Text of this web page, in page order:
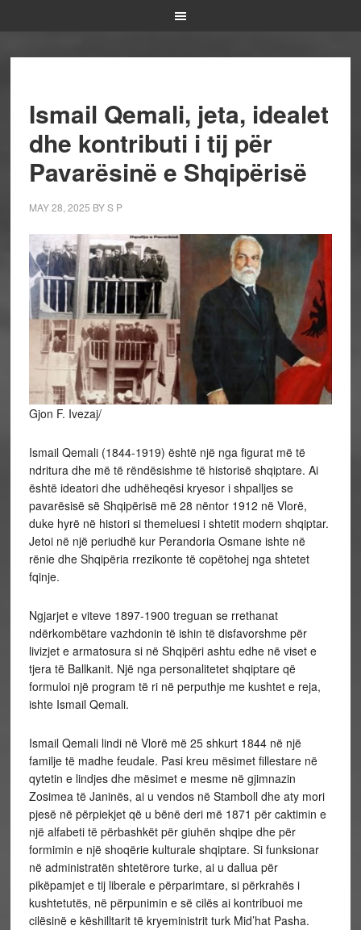
Ismail Qemali, jeta, idealet
dhe kontributi i tij për
Pavarësinë e Shqipërisë
MAY 28, 2025 BYS P
Gjon F. Ivezaj/
Ismail Qemali (1844-1919) është një nga figurat më të
ndritura dhe më të rëndësishme të historisë shqiptare. Ai
është ideatori dhe udhëheqësi kryesor i shpalljes se
pavarësisë së Shqipërisë më 28 nëntor 1912 në Vlorë,
duke hyrë në histori si themeluesi i shtetit modern shqiptar.
Jetoi në një periudhë kur Perandoria Osmane ishte në
rënie dhe Shqipëria rrezikonte të copëtohej nga shtetet
fqinje.
Ngjarjet e viteve 1897-1900 treguan se rrethanat
ndërkombëtare vazhdonin të ishin të disfavorshme për
livizjet e armatosura si në Shqipëri ashtu edhe në viset e
tjera të Ballkanit. Një nga personalitetet shqiptare që
formuloi një program të ri në perputhje me kushtet e reja,
ishte Ismail Qemali.
Ismail Qemali lindi në Vlorë më 25 shkurt 1844 në një
familje të madhe feudale. Pasi kreu mësimet fillestare në
qytetin e lindjes dhe mësimet e mesme në gjimnazin
Zosimea të Janinës, ai u vendos në Stamboll dhe aty mori
pjesë në përpiekjet që u bënë deri më 1871 për caktimin e
një alfabeti të përbashkët për giuhën shqipe dhe për
formimin e një shoqërie kulturale shqiptare. Si funksionar
në administratën shtetërore turke, ai u dallua për
pikëpamjet e tij liberale e përparimtare, si përkrahës i
kushtetutës, në përpunimin e së cilës ai kontribuoi me
cilësinë e këshilltarit të kryeministrit turk Mid’hat Pasha.